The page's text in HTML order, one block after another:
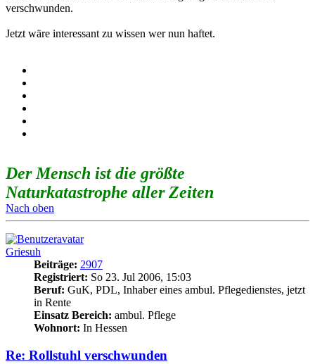
verschwunden.
Jetzt wäre interessant zu wissen wer nun haftet.
Der Mensch ist die größte
Naturkatastrophe aller Zeiten
Nach oben
Griesuh
Beiträge: 2907
Registriert: So 23. Jul 2006, 15:03
Beruf: GuK, PDL, Inhaber eines ambul. Pflegedienstes, jetzt
in Rente
Einsatz Bereich: ambul. Pflege
Wohnort: In Hessen
Re: Rollstuhl verschwunden